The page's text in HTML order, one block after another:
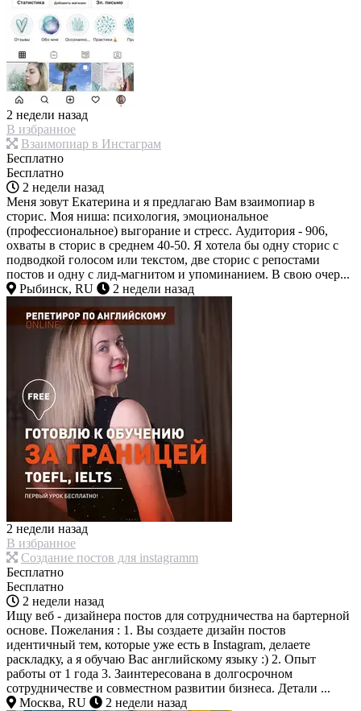
2 недели назад
В избранное
Взаимопиар в Инстаграм
Бесплатно
Бесплатно
2 недели назад
Меня зовут Екатерина и я предлагаю Вам взаимопиар в
сторис. Моя ниша: психология, эмоциональное
(профессиональное) выгорание и стресс. Аудитория - 906,
охваты в сторис в среднем 40-50. Я хотела бы одну сторис с
подводкой голосом или текстом, две сторис с репостами
постов и одну с лид-магнитом и упоминанием. В свою очер...
Рыбинск, RU
2 недели назад
2 недели назад
В избранное
Создание постов для instagramm
Бесплатно
Бесплатно
2 недели назад
Ищу веб - дизайнера постов для сотрудничества на бартерной
основе. Пожелания : 1. Вы создаете дизайн постов
идентичный тем, которые уже есть в Instagram, делаете
раскладку, а я обучаю Вас английскому языку :) 2. Опыт
работы от 1 года 3. Заинтересована в долгосрочном
сотрудничестве и совместном развитии бизнеса. Детали ...
Москва, RU
2 недели назад